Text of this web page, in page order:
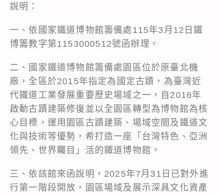
說明：
一、依國家鐵道博物館籌備處115年3月12日鐵
博籌教字第1153000512號函辦理。
二、國家鐵道博物館籌備處園區位於原臺北機
廠，全區於2015年指定為國定古蹟，為臺灣近
代鐵道工業發展重要歷史場域之一，自2016年
啟動古蹟建築修復並以全園區轉型為博物館為核
心目標，運用園區古蹟建築、場域空間及鐵道文
化與技術等優勢，希打造一座「台灣特色、亞洲
領先、世界矚目」活的鐵道博物館。
三、依該館來函說明，2025年7月31日已對外進
行第一階段開放，園區場域及展示深具文化資產